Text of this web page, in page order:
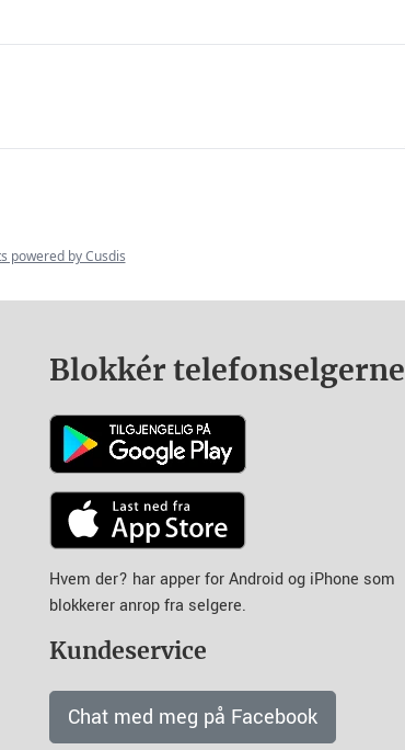
Blokkér telefonselgerne
Hvem der? har apper for Android og iPhone som
blokkerer anrop fra selgere.
Kundeservice
Chat med meg på Facebook